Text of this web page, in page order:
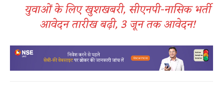
युवाओं के लिए खुशखबरी, सीएनपी-नासिक भर्ती
आवेदन तारीख बढ़ी, 3 जून तक आवेदन!